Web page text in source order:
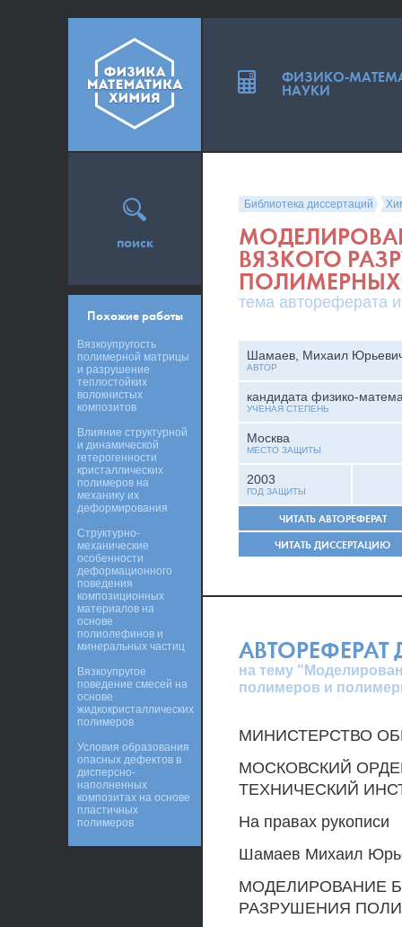
Библиотека диссертаций
ВЯЗКОГО
тема автореферата
Шамаев, Михаил
АВТОР
кандидата физико-
УЧЕНАЯ СТЕПЕНЬ
Москва
МЕСТО ЗАЩИТЫ
2003
ГОД ЗАЩИТЫ
ЧИТАТЬ АВТОРЕФЕРАТ
ЧИТАТЬ ДИССЕРТАЦИЮ
АВТОРЕФЕРАТ
на тему
полимеров и
МИНИСТЕРСТВО
МОСКОВСКИЙ
ТЕХНИЧЕСКИЙ
На правах рукописи
Шамаев Михаил
МОДЕЛИРОВАНИЕ
РАЗРУШЕНИЯ
поиск
Похожие работы
Вязкоупругость
полимерной матрицы
и разрушение
теплостойких
волокнистых
композитов
Влияние структурной
и динамической
гетерогенности
кристаллических
полимеров на
механику их
деформирования
Структурно-
механические
особенности
деформационного
поведения
композиционных
материалов на
основе
полиолефинов и
минеральных частиц
Вязкоупругое
поведение смесей на
основе
жидкокристаллических
полимеров
Условия образования
опасных дефектов в
дисперсно-
наполненных
композитах на основе
пластичных
полимеров
ФИЗИКО-
НАУКИ